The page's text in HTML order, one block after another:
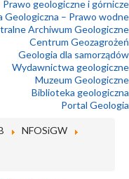
Prawo geologiczne i górnicze
Geologiczna – Prawo wodne
Archiwum Geologiczne
Centrum Geozagrożeń
Geologia dla samorządów
Wydawnictwa geologiczne
Muzeum Geologiczne
Biblioteka geologiczna
Portal Geologia
NFOSiGW